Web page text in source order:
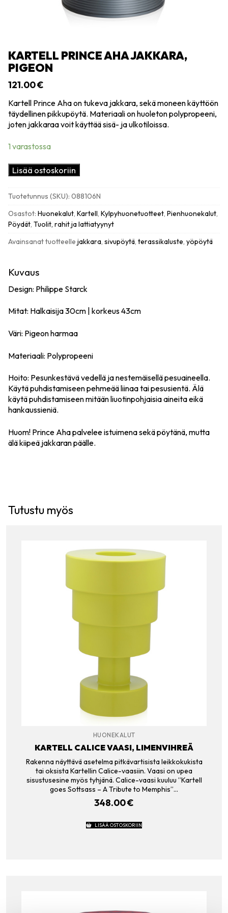
KARTELL PRINCE AHA JAKKARA,
PIGEON
121.00€
Kartell Prince Aha on tukeva jakkara, sekä moneen käyttöön
täydellinen pikkupöytä. Materiaali on huoleton polypropeeni,
joten jakkaraa voit käyttää sisä- ja ulkotiloissa.
1 varastossa
Kartell
Prince
jakkara,
pigeon
määrä
Lisää ostoskoriin
Tuotetunnus (SKU): 088106N
Osastot: Huonekalut, Kartell, Kylpyhuonetuotteet, Pienhuonekalut,
Pöydät, Tuolit, rahit ja lattiatyynyt
Avainsanat tuotteelle jakkara, sivupöytä, terassikaluste, yöpöytä
Kuvaus
Design: Philippe Starck
Mitat: Halkaisija 30cm | korkeus 43cm
Väri: Pigeon harmaa
Materiaali: Polypropeeni
Hoito: Pesunkestävä vedellä ja nestemäisellä pesuaineella.
Käytä puhdistamiseen pehmeää liinaa tai pesusientä. Älä
käytä puhdistamiseen mitään liuotinpohjaisia aineita eikä
hankaussieniä.
Huom! Prince Aha palvelee istuimena sekä pöytänä, mutta
älä kiipeä jakkaran päälle.
Tutustu myös
HUONEKALUT
KARTELL CALICE VAASI, LIMENVIHREÄ
Rakenna näyttävä asetelma pitkävartisista leikkokukista
tai oksista Kartellin Calice-vaasiin. Vaasi on upea
sisustusesine myös tyhjänä. Calice-vaasi kuuluu ”Kartell
goes Sottsass – A Tribute to Memphis”…
348.00€
LISÄÄ OSTOSKORIIN